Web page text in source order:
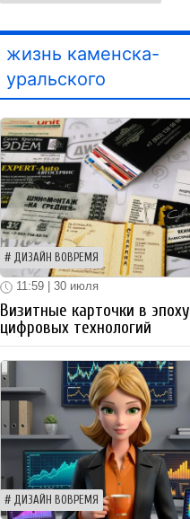
жизнь каменска-
уральского
ДИЗАЙН ВОВРЕМЯ
11:59 | 30 июля
Визитные карточки в эпоху
цифровых технологий
ДИЗАЙН ВОВРЕМЯ